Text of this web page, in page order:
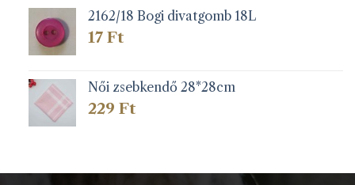
2162/18 Bogi divatgomb 18L
17 Ft
Női zsebkendő 28*28cm
229 Ft